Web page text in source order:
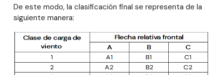
De este modo, la clasificación final se representa de la
siguiente manera: